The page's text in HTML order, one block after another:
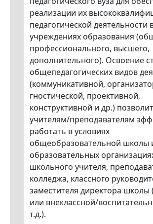
реализации их
педагогической деятельности
учреждениях образования
профессионального, высшего,
дополнительного). Освоение
общепедагогических видов
(коммуникативной,
гностической, проективной,
конструктивной и др.)
учителям/преподавателям
работать в условиях
общеобразовательной школы
образовательных
школьного учителя,
колледжа, классного
заместителя директора школы
или внеклассной/
т.д.).